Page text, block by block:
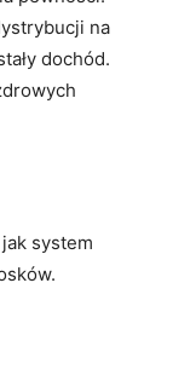
na
dochód.
system